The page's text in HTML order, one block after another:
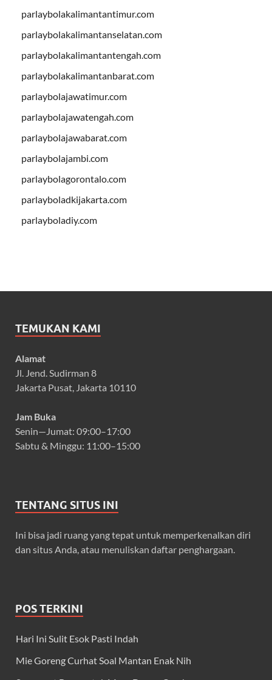
parlaybolakalimantantimur.com
parlaybolakalimantanselatan.com
parlaybolakalimantantengah.com
parlaybolakalimantanbarat.com
parlaybolajawatimur.com
parlaybolajawatengah.com
parlaybolajawabarat.com
parlaybolajambi.com
parlaybolagorontalo.com
parlayboladkijakarta.com
parlayboladiy.com
TEMUKAN KAMI
Alamat
Jl. Jend. Sudirman 8
Jakarta Pusat, Jakarta 10110
Jam Buka
Senin—Jumat: 09:00–17:00
Sabtu & Minggu: 11:00–15:00
TENTANG SITUS INI
Ini bisa jadi ruang yang tepat untuk memperkenalkan diri
dan situs Anda, atau menuliskan daftar penghargaan.
POS TERKINI
Hari Ini Sulit Esok Pasti Indah
Mie Goreng Curhat Soal Mantan Enak Nih